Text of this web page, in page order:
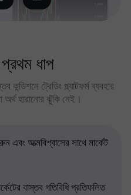
প্রথম ধাপ
কন্ডিশনে ট্রেডিং প্ল্যাটফর্ম ব্যবহার
হারানোর ঝুঁকি নেই।
এবং আত্মবিশ্বাসের সাথে মার্কেট
বাস্তব গতিবিধি প্রতিফলিত